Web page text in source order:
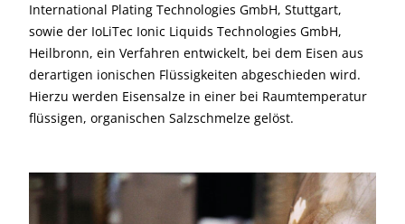
International Plating Technologies GmbH, Stuttgart,
sowie der IoLiTec Ionic Liquids Technologies GmbH,
Heilbronn, ein Verfahren entwickelt, bei dem Eisen aus
derartigen ionischen Flüssigkeiten abgeschieden wird.
Hierzu werden Eisensalze in einer bei Raumtemperatur
flüssigen, organischen Salzschmelze gelöst.